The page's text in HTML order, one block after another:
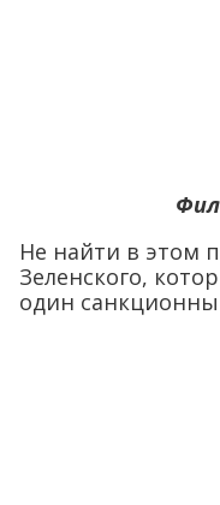
Не найти в этом
Зеленского,
один